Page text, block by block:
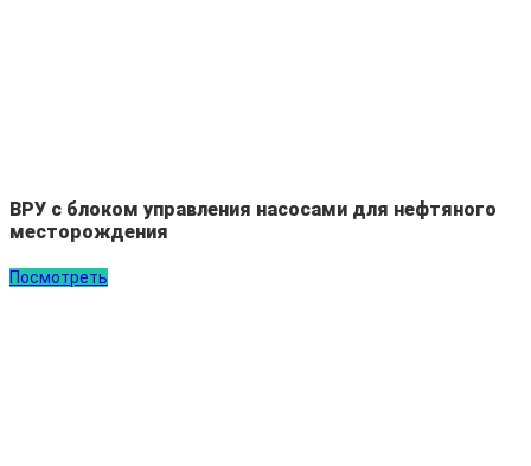
ВРУ с блоком управления насосами для нефтяного
месторождения
Посмотреть